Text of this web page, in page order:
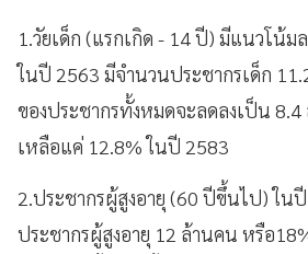
1.วัยเด็ก (แรกเกิด - 14 ปี) มีแนวโน้ม
ในปี 2563 มีจำนวนประชากรเด็ก
ของประชากรทั้งหมดจะลดลงเป็น
เหลือแค่ 12.8% ในปี 2583
2.ประชากรผู้สูงอายุ (60 ปีขึ้นไป) ใน
ประชากรผู้สูงอายุ 12 ล้านคน หรือ